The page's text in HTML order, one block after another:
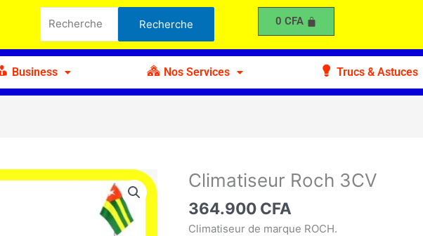
pour :
Recherche 0 CFA
Business Nos Services Trucs & Astuces
Climatiseur Roch 3CV
364.900 CFA
Climatiseur de marque ROCH.
quantité
Climatiseur
Roch